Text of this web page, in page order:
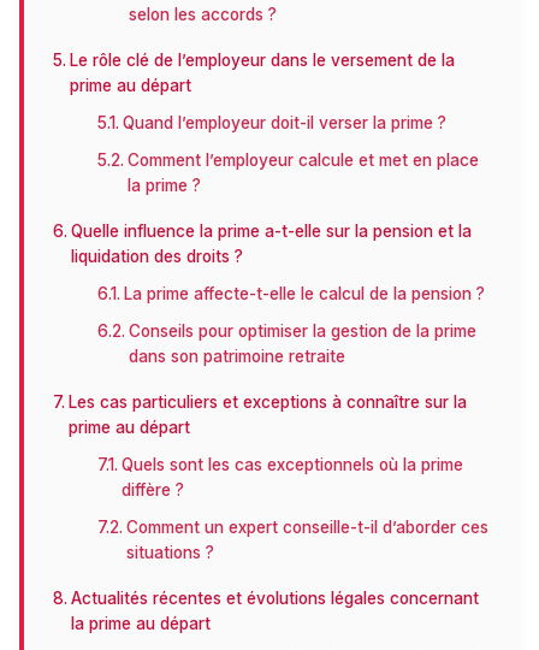
selon les accords ?
Le rôle clé de l’employeur dans le versement de la
prime au départ
Quand l’employeur doit-il verser la prime ?
Comment l’employeur calcule et met en place
la prime ?
Quelle influence la prime a-t-elle sur la pension et la
liquidation des droits ?
La prime affecte-t-elle le calcul de la pension ?
Conseils pour optimiser la gestion de la prime
dans son patrimoine retraite
Les cas particuliers et exceptions à connaître sur la
prime au départ
Quels sont les cas exceptionnels où la prime
diffère ?
Comment un expert conseille-t-il d’aborder ces
situations ?
Actualités récentes et évolutions légales concernant
la prime au départ